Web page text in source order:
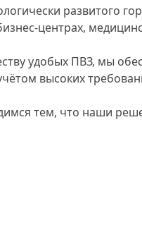
развитого
центрах,
удобых ПВЗ, мы
высоких
тем, что наши